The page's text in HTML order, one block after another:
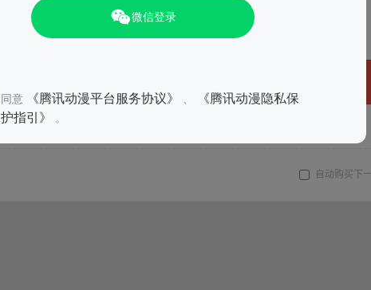
微信登录
同意 《腾讯动漫平台服务协议》
《腾讯动漫隐私保
护指引》
。